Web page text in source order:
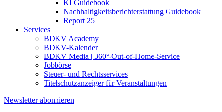
KI Guidebook
Nachhaltigkeitsberichterstattung Guidebook
Report 25
Services
BDKV Academy
BDKV-Kalender
BDKV Media | 360°-Out-of-Home-Service
Jobbörse
Steuer- und Rechtsservices
Titelschutzanzeiger für Veranstaltungen
Newsletter abonnieren